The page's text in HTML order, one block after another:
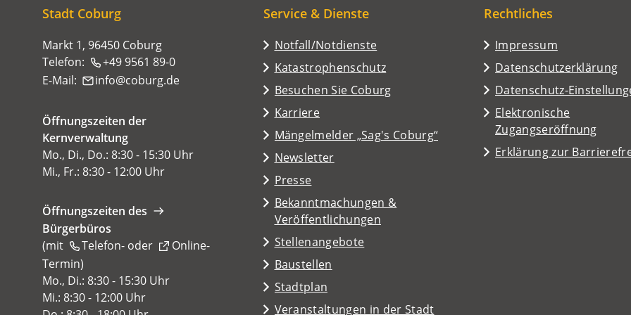
hier:
Stadt Coburg
Markt 1, 96450 Coburg
Telefon:
+49 9561 89-0
E-Mail:
info coburg de
Öffnungszeiten der
Kernverwaltung
Mo., Di., Do.: 8:30 - 15:30 Uhr
Mi., Fr.: 8:30 - 12:00 Uhr
Öffnungszeiten des
Bürgerbüros
(mit
Telefon- oder
Online-
Termin
(Öffnet
in
einem
)
Mo., Di.: 8:30 - 15:30 Uhr
Mi.: 8:30 - 12:00 Uhr
Service & Dienste
Notfall/Notdienste
Katastrophenschutz
Besuchen Sie Coburg
(Öffnet
in
neuen
Tab)
Karriere
Mängelmelder „Sag's Coburg“
(Öffnet
in
neuen
Tab)
Newsletter
Presse
Bekanntmachungen &
Veröffentlichungen
Stellenangebote
Baustellen
Stadtplan
(Öffnet
in Veranstaltungen in der Stadt
Rechtliches
Impressum
Datenschutzerklärung
Datenschutz-
Elektronische
Zugangseröffnung
Erklärung zur